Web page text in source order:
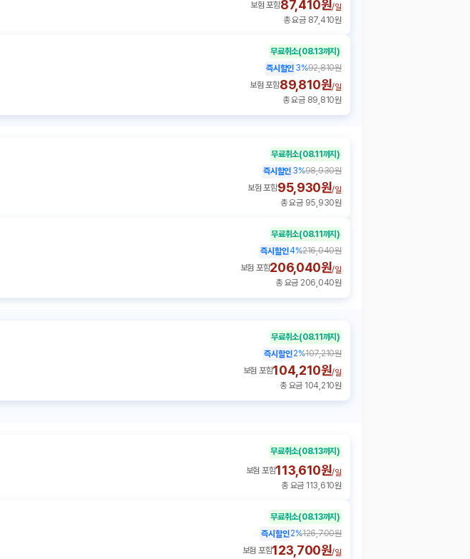
보험 포함87,410원/일
총 요금 87,410원
무료취소(08.13까지)
즉시할인 3%92,810원
보험 포함89,810원/일
총 요금 89,810원
무료취소(08.11까지)
즉시할인 3%98,930원
보험 포함95,930원/일
총 요금 95,930원
무료취소(08.11까지)
즉시할인4%216,040원
보험 포함206,040원/일
총 요금 206,040원
무료취소(08.11까지)
즉시할인2%107,210원
보험 포함104,210원/일
총 요금 104,210원
무료취소(08.13까지)
보험 포함113,610원/일
총 요금 113,610원
무료취소(08.13까지)
즉시할인2%126,700원
보험 포함123,700원/일